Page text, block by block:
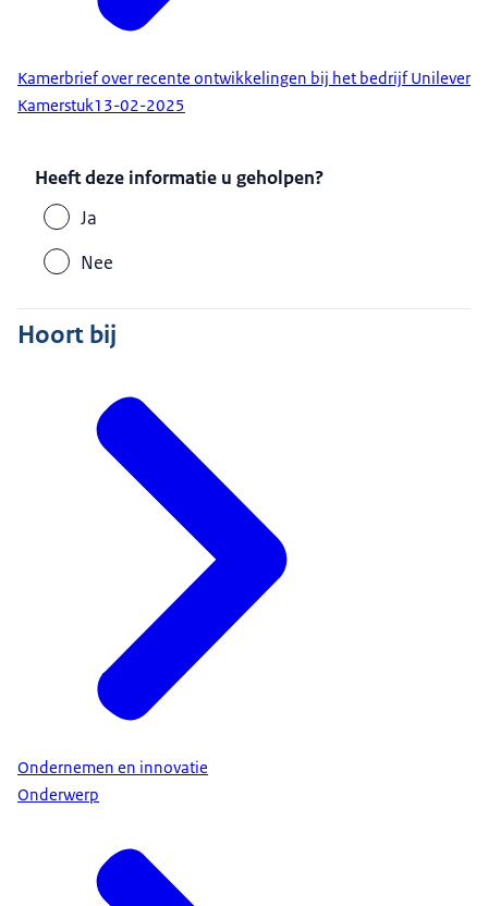
Kamerbrief over recente ontwikkelingen bij het bedrijf Unilever
Kamerstuk13-02-2025
Heeft deze informatie u geholpen?
Ja
Nee
Hoort bij
Ondernemen en innovatie
Onderwerp